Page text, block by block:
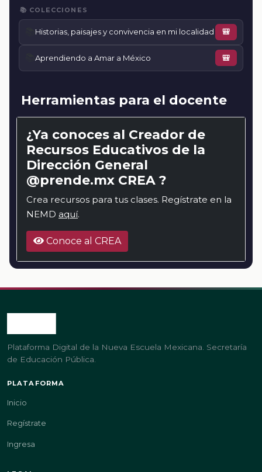
📚 COLECCIONES
Historias, paisajes y convivencia en mi localidad 🎒
📚Aprendiendo a Amar a México 🎒
Herramientas para el docente
¿Ya conoces al Creador de
Recursos Educativos de la
Dirección General
@prende.mx CREA ?
Crea recursos para tus clases. Regístrate en la
NEMD aquí.
Conoce al CREA
Plataforma Digital de la Nueva Escuela Mexicana. Secretaría
de Educación Pública.
PLATAFORMA
Inicio
Regístrate
Ingresa